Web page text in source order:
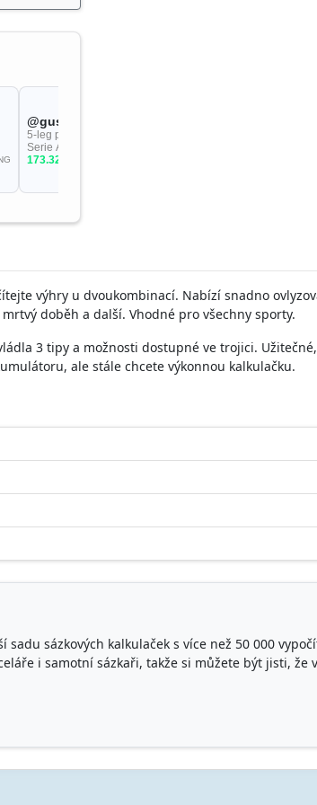
výhry u dvoukombinací. Nabízí snadno
doběh a další. Vhodné pro všechny sporty.
3 tipy a možnosti dostupné ve trojici.
ale stále chcete výkonnou kalkulačku.
sázkových kalkulaček s více než 50 000
i samotní sázkaři, takže si můžete být jisti, že